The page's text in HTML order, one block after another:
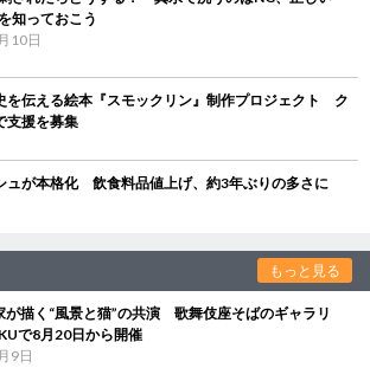
知っておこう
10日
を伝える絵本『スモックリン』制作プロジェクト ク
支援を募集
ュが本格化 飲食料品値上げ、約3年ぶりの多さに
もっと見る
が描く“風景と猫”の共演 歌舞伎座そばのギャラリ
で8月20日から開催
9日